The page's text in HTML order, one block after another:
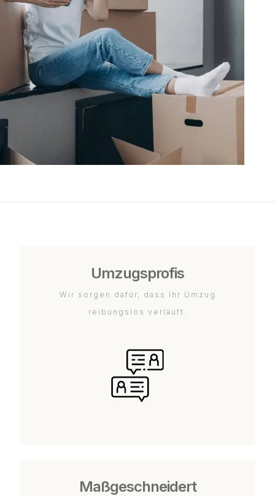
Umzugsprofis
Wir sorgen dafür, dass Ihr Umzug
reibungslos verläuft.
Maßgeschneidert